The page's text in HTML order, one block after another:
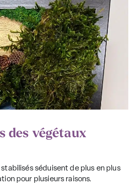
des végétaux
séduisent de plus en plus
pour plusieurs raisons.